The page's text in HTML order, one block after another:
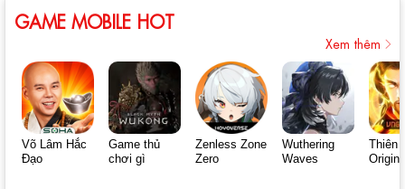
GAME MOBILE HOT
Xem thêm
Võ Lâm Hắc
Đạo
Game thủ
chơi gì
Zenless Zone
Zero
Wuthering
Waves
Thiên
Origin